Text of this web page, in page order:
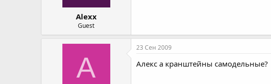
Alexx
Guest
A
23 Сен 2009
Алекс а кранштейны самодельные?